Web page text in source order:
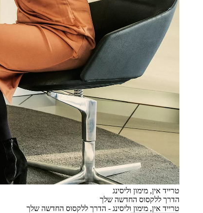
טרייד אין, מימון וליסינג
הדרך ללקסוס החדשה שלך
טרייד אין, מימון וליסינג - הדרך ללקסוס החדשה שלך